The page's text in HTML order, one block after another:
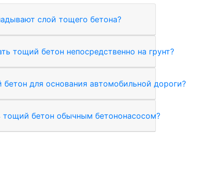
слой тощего бетона?
тощий бетон непосредственно на грунт?
для основания автомобильной дороги?
бетон обычным бетононасосом?